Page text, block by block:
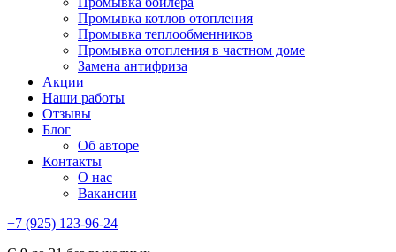
Промывка котлов отопления
Промывка теплообменников
Промывка отопления в частном доме
Замена антифриза
Акции
Наши работы
Отзывы
Блог
Об авторе
Контакты
О нас
Вакансии
+7 (925) 123-96-24